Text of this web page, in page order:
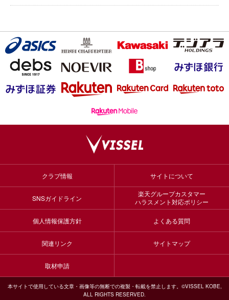
クラブ情報 サイトについて
SNSガイドライン
楽天グループカスタマー
ハラスメント対応ポリシー
個人情報保護方針 よくある質問
関連リンク サイトマップ
取材申請
本サイトで使用している文章・画像等の無断での複製・転載を禁止します。©VISSEL KOBE,
ALL RIGHTS RESERVED.